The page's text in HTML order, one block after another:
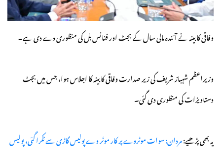
وفاقی کابینہ نے آئندہ مالی سال کے بجٹ اور فنانس بل کی منظوری دے دی ہے۔
وزیراعظم شہباز شریف کی زیر صدارت وفاقی کابینہ کا اجلاس ہوا، جس میں بجٹ
دستاویزات کی منظوری دی گئی۔
یہ بھی پڑھیے:مردان: سوات موٹروے پر کار موٹر وے پولیس گاڑی سے ٹکرا گئی، پولیس